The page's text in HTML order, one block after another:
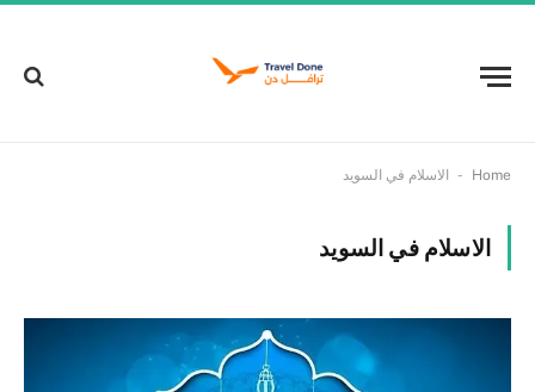
Home
- الاسلام في السويد
الاسلام في السويد